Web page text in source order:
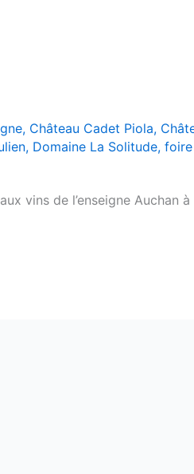
, Château Cadet Piola,
, Domaine La Solitude,
vins de l’enseigne Auchan à